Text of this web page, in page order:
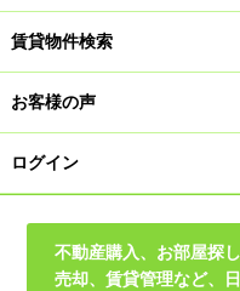
賃貸物件検索
お客様の声
ログイン
不動産購入、お部屋探
売却、賃貸管理など、